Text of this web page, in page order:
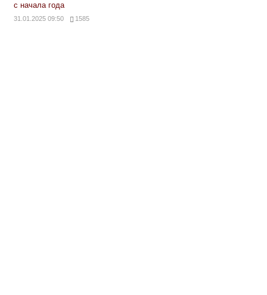
с начала года
31.01.2025 09:50 1585